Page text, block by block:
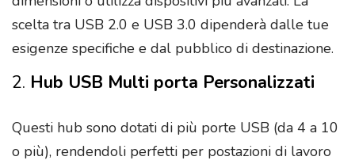
scelta tra USB 2.0 e USB 3.0 dipenderà dalle tue
esigenze specifiche e dal pubblico di destinazione.
2. Hub USB Multi porta Personalizzati
Questi hub sono dotati di più porte USB (da 4 a 10
o più), rendendoli perfetti per postazioni di lavoro